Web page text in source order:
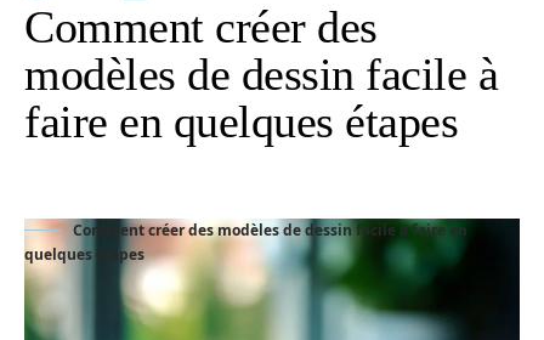
Comment créer des
modèles de dessin facile à
faire en quelques étapes
Comment créer des modèles de dessin facile à faire en
quelques étapes